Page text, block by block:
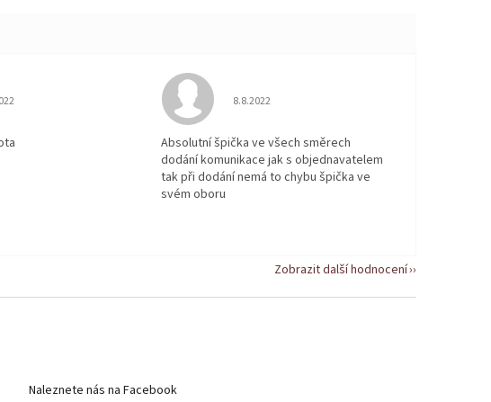
obchodu je 5 z 5 hvězdiček. Hodnocení obchodu je 5 z 5 hvězdiček.
8.8.2022
Absolutní špička ve všech směrech
dodání komunikace jak s objednavatelem
tak při dodání nemá to chybu špička ve
svém oboru
Zobrazit další hodnocení
Naleznete nás na Facebook